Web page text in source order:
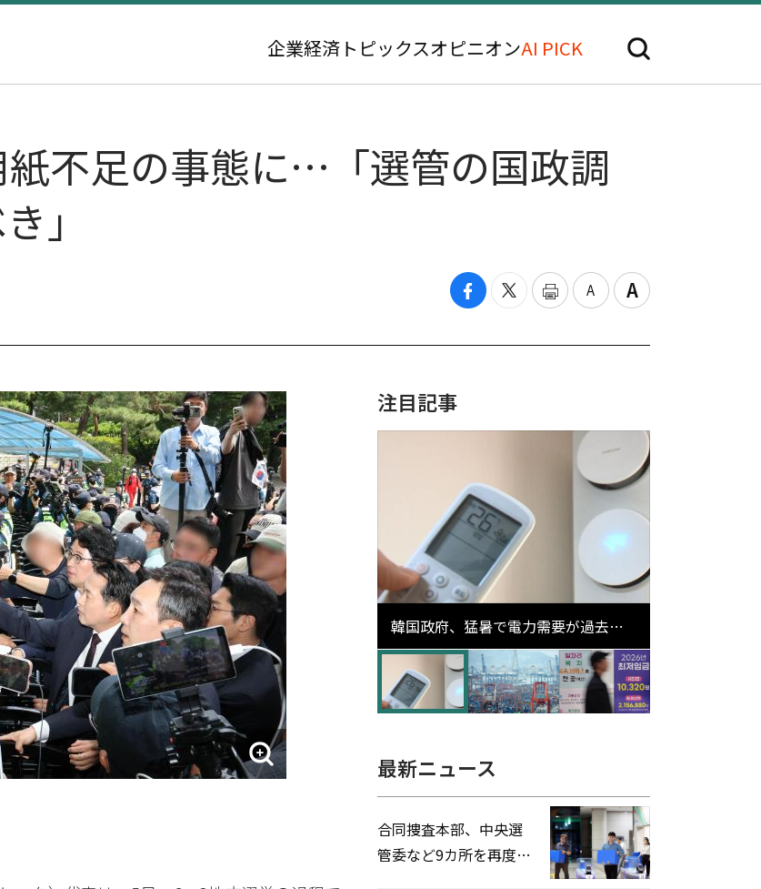
企業経済 トピックスオピニオンAI PICK
不足の事態に…「選管の国政調
」
注目記事
韓国政府、猛暑で電力需要が過去最
高更新の可能性に需給対応体制を点
検
最新ニュース
合同捜査本部、中央選
管委など9カ所を再度家